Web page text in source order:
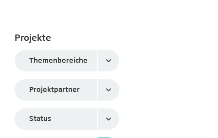
Projekte
Themenbereiche
Projektpartner
Status